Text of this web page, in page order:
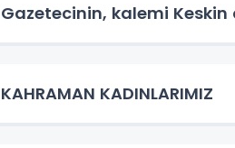
Gazetecinin, kalemi Keskin
KAHRAMAN KADINLARIMIZ